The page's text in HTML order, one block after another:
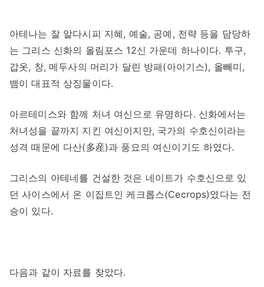
아테나는 잘 알다시피 지혜, 예술, 공예, 전략 등을 담당하
는 그리스 신화의 올림포스 12신 가운데 하나이다. 투구,
갑옷, 창, 메두사의 머리가 달린 방패(아이기스), 올빼미,
뱀이 대표적 상징물이다.
아르테미스와 함께 처녀 여신으로 유명하다. 신화에서는
처녀성을 끝까지 지킨 여신이지만, 국가의 수호신이라는
성격 때문에 다산(多産)과 풍요의 여신이기도 하였다.
그리스의 아테네를 건설한 것은 네이트가 수호신으로 있
던 사이스에서 온 이집트인 케크롭스(Cecrops)였다는 전
승이 있다.
다음과 같이 자료를 찾았다.